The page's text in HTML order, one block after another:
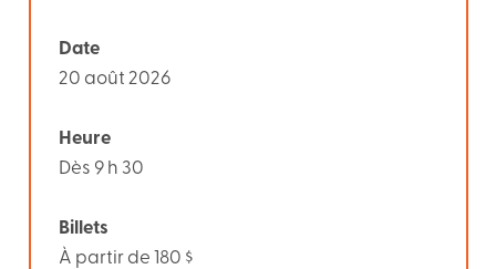
Date
20 août 2026
Heure
Dès 9 h 30
Billets
À partir de 180 $